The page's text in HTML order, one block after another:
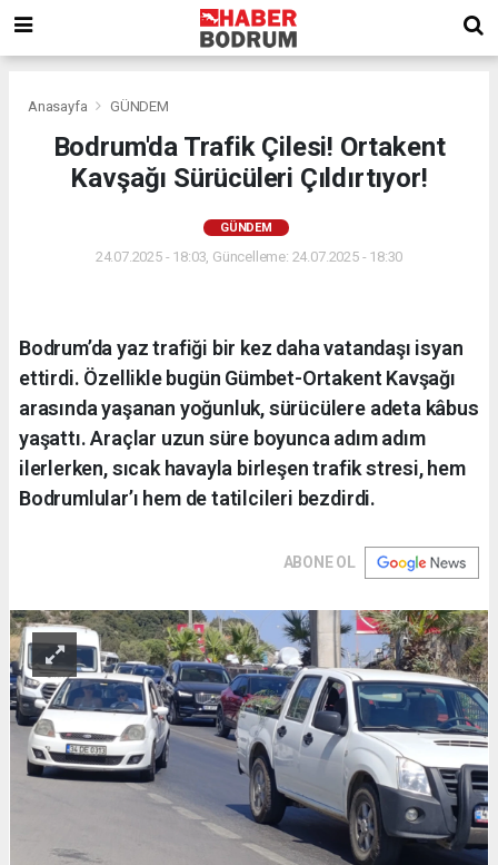
Anasayfa GÜNDEM
Bodrum'da Trafik Çilesi! Ortakent
Kavşağı Sürücüleri Çıldırtıyor!
GÜNDEM
24.07.2025 - 18:03, Güncelleme: 24.07.2025 - 18:30
Bodrum’da yaz trafiği bir kez daha vatandaşı isyan
ettirdi. Özellikle bugün Gümbet-Ortakent Kavşağı
arasında yaşanan yoğunluk, sürücülere adeta kâbus
yaşattı. Araçlar uzun süre boyunca adım adım
ilerlerken, sıcak havayla birleşen trafik stresi, hem
Bodrumlular’ı hem de tatilcileri bezdirdi.
ABONE OL